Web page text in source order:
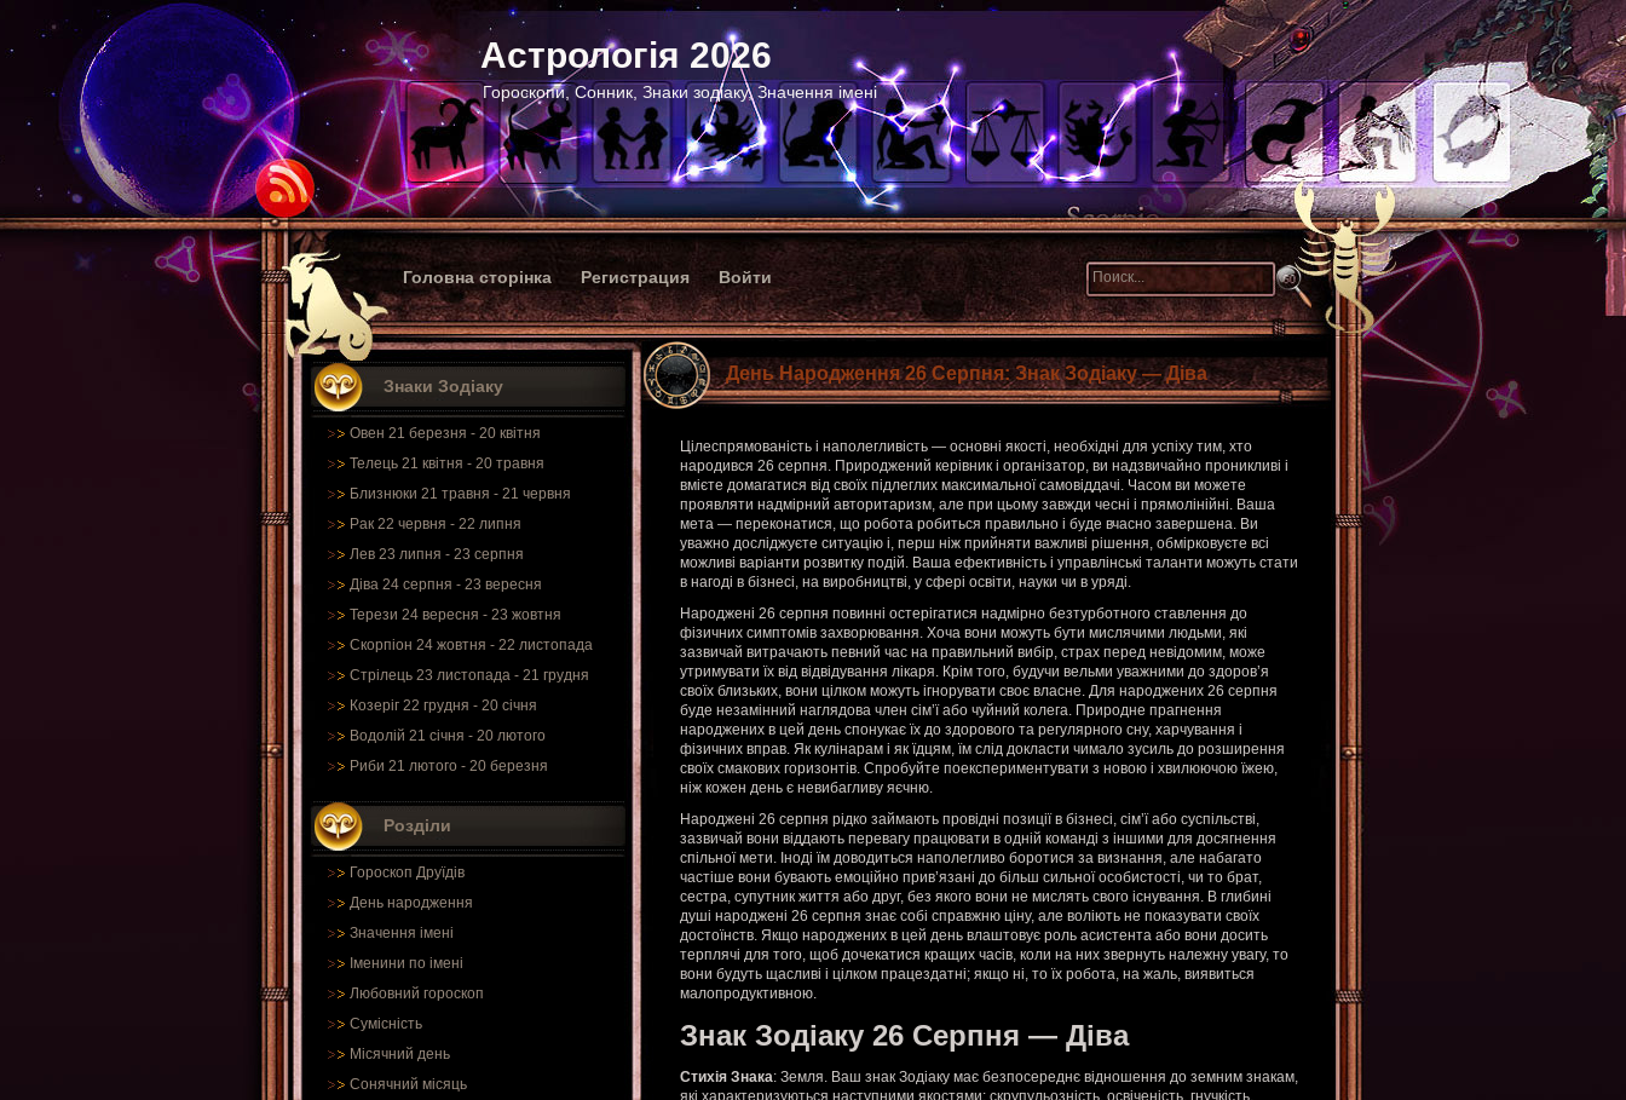
Астрологія 2026
Гороскопи, Сонник, Знаки зодіаку, Значення імені
Головна сторінка Регистрация Войти
Знаки Зодіаку
Овен 21 березня - 20 квітня
Телець 21 квітня - 20 травня
Близнюки 21 травня - 21 червня
Рак 22 червня - 22 липня
Лев 23 липня - 23 серпня
Діва 24 серпня - 23 вересня
Терези 24 вересня - 23 жовтня
Скорпіон 24 жовтня - 22 листопада
Стрілець 23 листопада - 21 грудня
Козеріг 22 грудня - 20 січня
Водолій 21 січня - 20 лютого
Риби 21 лютого - 20 березня
Розділи
Гороскоп Друїдів
День народження
Значення імені
Іменини по імені
Любовний гороскоп
Сумісність
Місячний день
Сонячний місяць
День Народження 26 Серпня: Знак Зодіаку — Діва
Цілеспрямованість і наполегливість — основні якості, необхідні для успіху тим, хто
народився 26 серпня. Природжений керівник і організатор, ви надзвичайно проникливі і
вмієте домагатися від своїх підлеглих максимальної самовіддачі. Часом ви можете
проявляти надмірний авторитаризм, але при цьому завжди чесні і прямолінійні. Ваша
мета — переконатися, що робота робиться правильно і буде вчасно завершена. Ви
уважно досліджуєте ситуацію і, перш ніж прийняти важливі рішення, обмірковуєте всі
можливі варіанти розвитку подій. Ваша ефективність і управлінські таланти можуть стати
в нагоді в бізнесі, на виробництві, у сфері освіти, науки чи в уряді.
Народжені 26 серпня повинні остерігатися надмірно безтурботного ставлення до
фізичних симптомів захворювання. Хоча вони можуть бути мислячими людьми, які
зазвичай витрачають певний час на правильний вибір, страх перед невідомим, може
утримувати їх від відвідування лікаря. Крім того, будучи вельми уважними до здоров’я
своїх близьких, вони цілком можуть ігнорувати своє власне. Для народжених 26 серпня
буде незамінний наглядова член сім’ї або чуйний колега. Природне прагнення
народжених в цей день спонукає їх до здорового та регулярного сну, харчування і
фізичних вправ. Як кулінарам і як їдцям, їм слід докласти чимало зусиль до розширення
своїх смакових горизонтів. Спробуйте поекспериментувати з новою і хвилюючою їжею,
ніж кожен день є невибагливу яєчню.
Народжені 26 серпня рідко займають провідні позиції в бізнесі, сім’ї або суспільстві,
зазвичай вони віддають перевагу працювати в одній команді з іншими для досягнення
спільної мети. Іноді їм доводиться наполегливо боротися за визнання, але набагато
частіше вони бувають емоційно прив’язані до більш сильної особистості, чи то брат,
сестра, супутник життя або друг, без якого вони не мислять свого існування. В глибині
душі народжені 26 серпня знає собі справжню ціну, але воліють не показувати своїх
достоїнств. Якщо народжених в цей день влаштовує роль асистента або вони досить
терплячі для того, щоб дочекатися кращих часів, коли на них звернуть належну увагу, то
вони будуть щасливі і цілком працездатні; якщо ні, то їх робота, на жаль, виявиться
малопродуктивною.
Знак Зодіаку 26 Серпня — Діва
Стихія Знака: Земля. Ваш знак Зодіаку має безпосереднє відношення до земним знакам,
які характеризуються наступними якостями: скрупульозність, освіченість, гнучкість,